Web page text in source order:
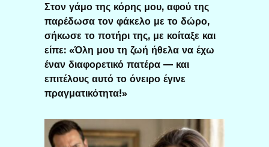
Στον γάμο της κόρης μου, αφού της
παρέδωσα τον φάκελο με το δώρο,
σήκωσε το ποτήρι της, με κοίταξε και
είπε: «Όλη μου τη ζωή ήθελα να έχω
έναν διαφορετικό πατέρα — και
επιτέλους αυτό το όνειρο έγινε
πραγματικότητα!»